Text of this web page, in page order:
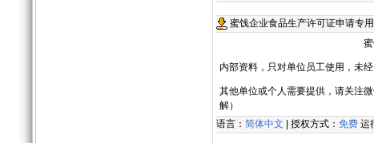
蜜饯企业食品生产许可证申请专
内部资料，只对单位员工使用，未
其他单位或个人需要提供，请关注
解）
语言： 简体中文 | 授权方式： 免费 运